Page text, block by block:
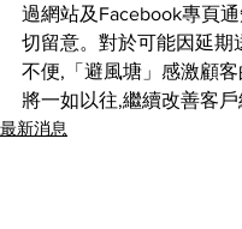
過網站及Facebook專頁
切留意。對於可能因延期
不便,「避風塘」感激顧
將一如以往,繼續改善客戶
最新消息